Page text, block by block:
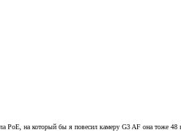
PoE, на который бы я повесил камеру G3 AF она тоже 48